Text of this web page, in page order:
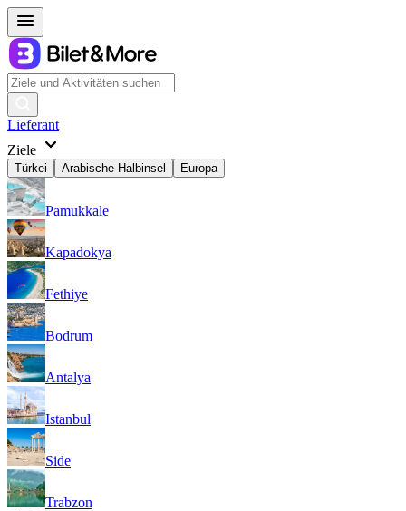
Lieferant
Ziele
Türkei Arabische Halbinsel Europa
Pamukkale
Kapadokya
Fethiye
Bodrum
Antalya
Istanbul
Side
Trabzon